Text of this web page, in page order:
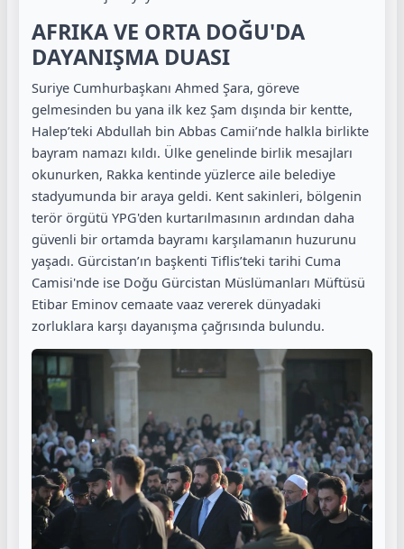
AFRIKA VE ORTA DOĞU'DA
DAYANIŞMA DUASI
Suriye Cumhurbaşkanı Ahmed Şara, göreve
gelmesinden bu yana ilk kez Şam dışında bir kentte,
Halep’teki Abdullah bin Abbas Camii’nde halkla birlikte
bayram namazı kıldı. Ülke genelinde birlik mesajları
okunurken, Rakka kentinde yüzlerce aile belediye
stadyumunda bir araya geldi. Kent sakinleri, bölgenin
terör örgütü YPG'den kurtarılmasının ardından daha
güvenli bir ortamda bayramı karşılamanın huzurunu
yaşadı. Gürcistan’ın başkenti Tiflis’teki tarihi Cuma
Camisi'nde ise Doğu Gürcistan Müslümanları Müftüsü
Etibar Eminov cemaate vaaz vererek dünyadaki
zorluklara karşı dayanışma çağrısında bulundu.